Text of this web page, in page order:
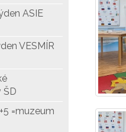
ASIE
VESMÍR
ŠD
=muzeum